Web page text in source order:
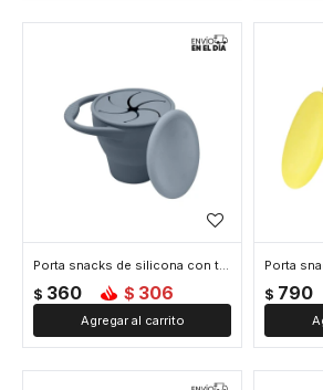
Porta snacks de silicona con tapa Gris
$ 360 $ 306 $ 790